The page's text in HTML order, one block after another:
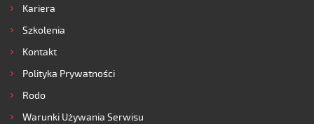
Kariera
Szkolenia
Kontakt
Polityka Prywatności
Rodo
Warunki Używania Serwisu